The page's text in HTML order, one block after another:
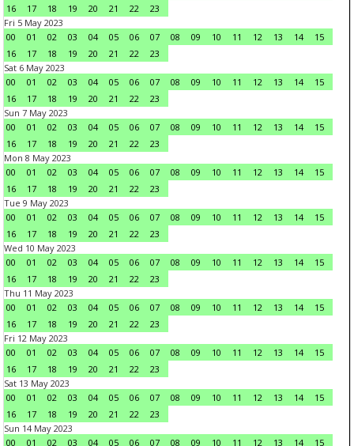
16
17 18 19 20 21 22
23
Fri 5 May 2023
00
01 02 03 04 05 06 07 08 09 10 11 12 13 14
15
16
17 18 19 20 21 22
23
Sat 6 May 2023
00
01 02 03 04 05 06 07 08 09 10 11 12 13 14
15
16
17 18 19 20 21 22
23
Sun 7 May 2023
00
01 02 03 04 05 06 07 08 09 10 11 12 13 14
15
16
17 18 19 20 21 22
23
Mon 8 May 2023
00
01 02 03 04 05 06 07 08 09 10 11 12 13 14
15
16
17 18 19 20 21 22
23
Tue 9 May 2023
00
01 02 03 04 05 06 07 08 09 10 11 12 13 14
15
16
17 18 19 20 21 22
23
Wed 10 May 2023
00
01 02 03 04 05 06 07 08 09 10 11 12 13 14
15
16
17 18 19 20 21 22
23
Thu 11 May 2023
00
01 02 03 04 05 06 07 08 09 10 11 12 13 14
15
16
17 18 19 20 21 22
23
Fri 12 May 2023
00
01 02 03 04 05 06 07 08 09 10 11 12 13 14
15
16
17 18 19 20 21 22
23
Sat 13 May 2023
00
01 02 03 04 05 06 07 08 09 10 11 12 13 14
15
16
17 18 19 20 21 22
23
Sun 14 May 2023
00
01 02 03 04 05 06 07 08 09 10 11 12 13 14 15